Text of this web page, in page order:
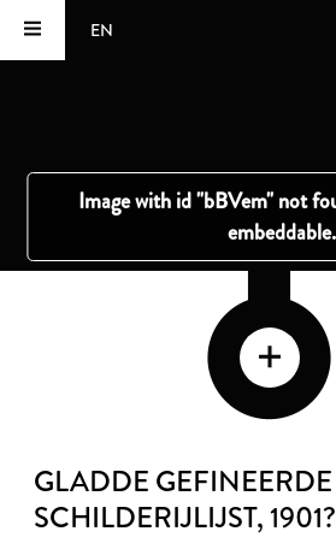
EN
GLADDE GEFINEERDE
SCHILDERIJLIJST, 1901?